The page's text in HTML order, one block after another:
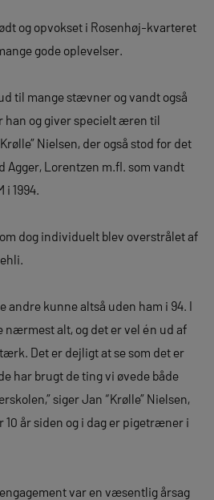
og opvokset i Rosenhøj-kvarteret
gode oplevelser.
til mange stævner og vandt også
han og giver specielt æren til
Nielsen, der også stod for det
Agger, Lorentzen m.fl. som vandt
1994.
dog individuelt blev overstrålet af
andre kunne altså uden ham i 94. I
nærmest alt, og det er vel én ud af
Det er dejligt at se som det er
har brugt de ting vi øvede både
siger Jan “Krølle” Nielsen,
år siden og i dag er pigetræner i
var en væsentlig årsag